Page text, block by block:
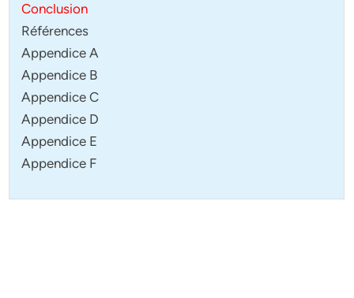
Conclusion
Références
Appendice A
Appendice B
Appendice C
Appendice D
Appendice E
Appendice F